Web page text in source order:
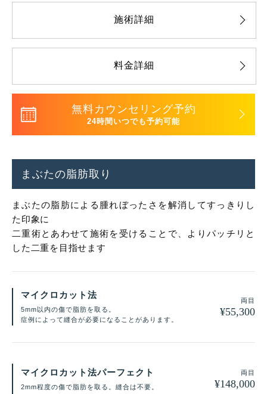
施術詳細
料金詳細
無料カウンセリング予約
24時間いつでも予約可能
まぶたの脂肪取り
まぶたの脂肪による腫れぼったさを解消してすっきりし
た印象に
二重術とあわせて施術を受けることで、よりパッチリと
した二重を目指せます
マイクロカット法
5mm以内の傷で脂肪を取る。
症例によって縫合が必要になることがあります。
両目
¥55,300
マイクロカット法パーフェクト
2mm程度の傷で脂肪を取る。縫合は不要。
両目
¥148,000